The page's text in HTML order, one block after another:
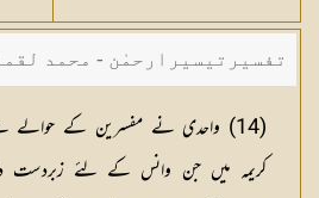
تفسیرتیسیرارحمٰن - محمد
(14) واحدی نے مفسرین کے
کریمہ میں جن وانس کے لئے زبردست